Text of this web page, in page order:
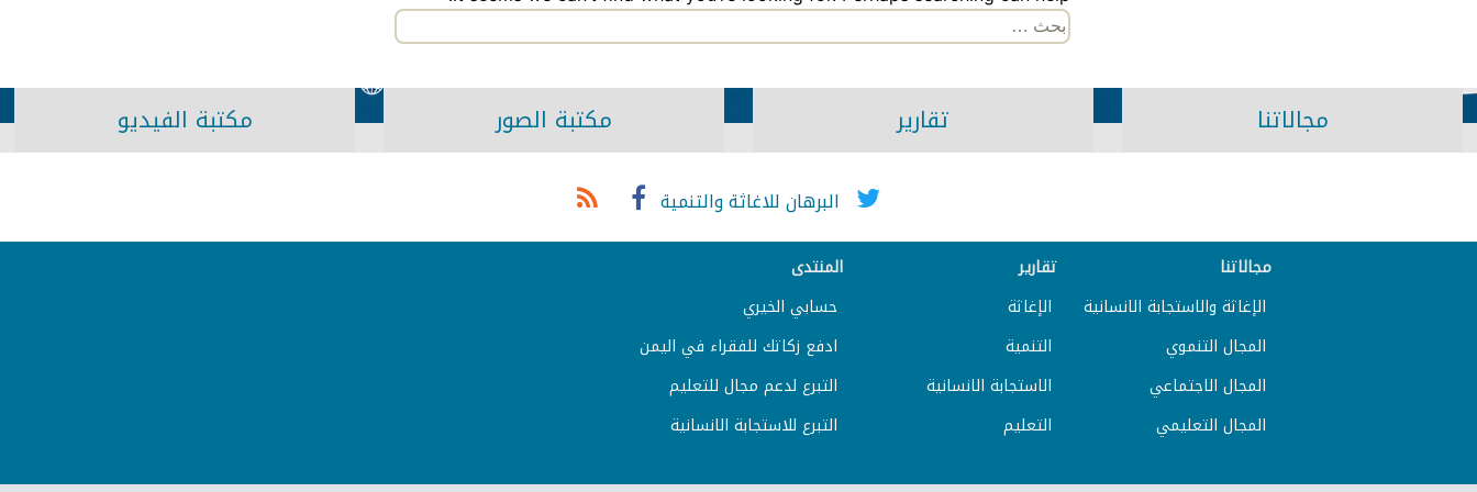
البحث
عن:
مجالاتنا تقارير مكتبة الصور مكتبة الفيديو
البرهان للاغاثة والتنمية
مجالاتنا
الإغاثة والاستجابة الانسانية
المجال التنموي
المجال الاجتماعي
المجال التعليمي
تقارير
الإغاثة
التنمية
الاستجابة الانسانية
التعليم
المنتدى
حسابي الخيري
ادفع زكاتك للفقراء في اليمن
التبرع لدعم مجال للتعليم
التبرع للاستجابة الانسانية